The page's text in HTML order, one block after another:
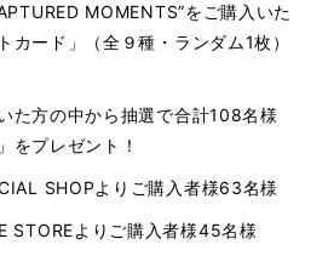
MOMENTS”をご購入いた
カード」（全９種・ランダム1枚）
た方の中から抽選で合計108名様
をプレゼント！
SHOPよりご購入者様63名様
よりご購入者様45名様